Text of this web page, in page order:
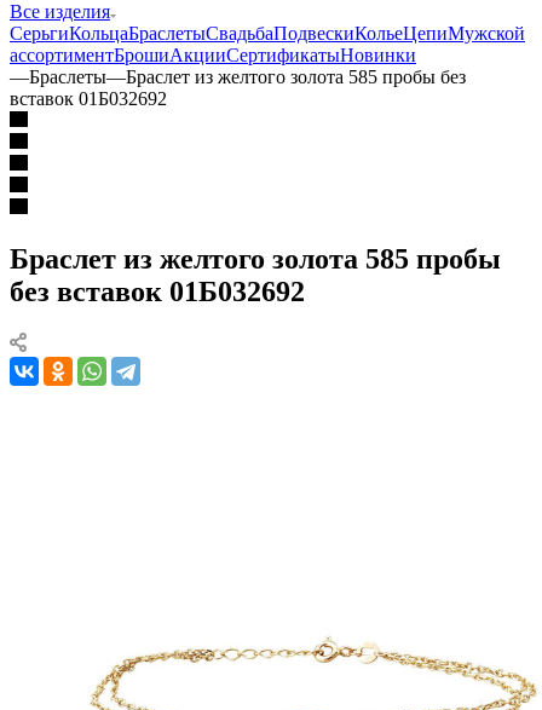
Все изделия
СерьгиКольцаБраслетыСвадьбаПодвескиКольеЦепиМужской
ассортиментБрошиАкцииСертификатыНовинки
—Браслеты—Браслет из желтого золота 585 пробы без
вставок 01Б032692
Браслет из желтого золота 585 пробы
без вставок 01Б032692